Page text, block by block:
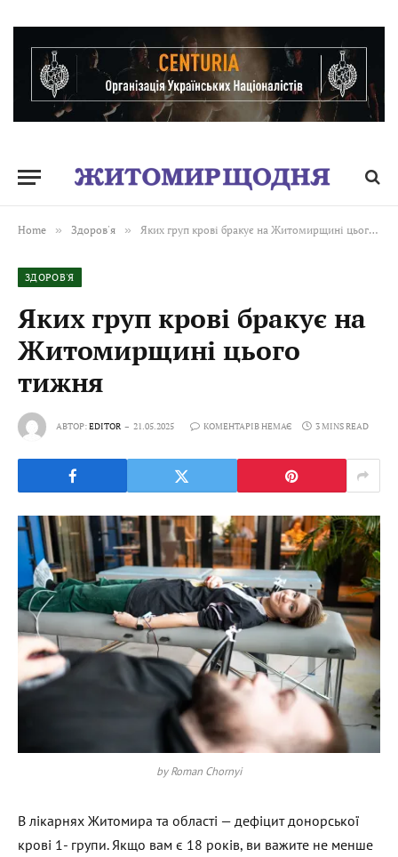
Home » Здоров'я » Яких груп крові бракує на Житомирщині цього тижня
ЗДОРОВ'Я
Яких груп крові бракує на
Житомирщині цього
тижня
АВТОР:EDITOR 21.05.2025 КОМЕНТАРІВ НЕМАЄ 3 MINS READ
by Roman Chornyi
В лікарнях Житомира та області — дефіцит донорської
крові 1- групи. Якщо вам є 18 років, ви важите не менше